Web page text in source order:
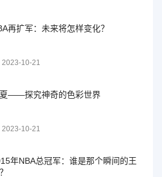
再扩军：未来将怎样变化？
2023-10-21
——探究神奇的色彩世界
2023-10-21
年NBA总冠军：谁是那个瞬间的王